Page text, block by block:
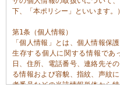
下、「本ポリシー」といいます。
第1条（個人情報）
「個人情報」とは、個人情報保
生存する個人に関する情報であ
日、住所、電話番号、連絡先そ
る情報および容貌、指紋、声紋
者番号などの当該情報単体から